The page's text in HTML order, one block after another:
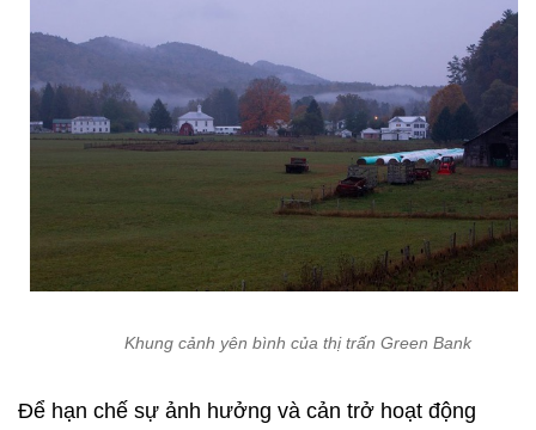
Khung cảnh yên bình của thị trấn Green Bank
Để hạn chế sự ảnh hưởng và cản trở hoạt động